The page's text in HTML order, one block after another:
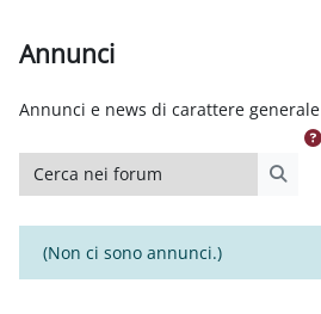
Annunci
Annunci e news di carattere generale
Cerca nei forum
(Non ci sono annunci.)